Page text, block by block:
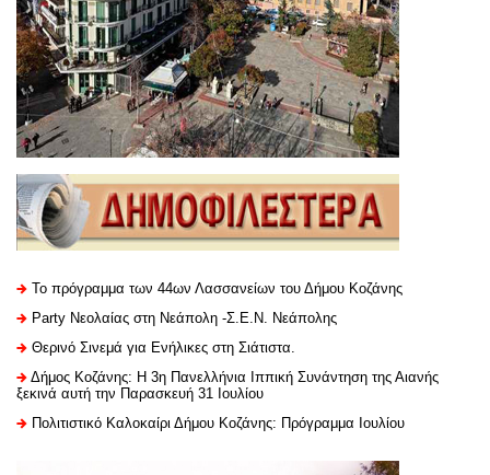
Το πρόγραμμα των 44ων Λασσανείων του Δήμου Κοζάνης
Party Νεολαίας στη Νεάπολη -Σ.Ε.Ν. Νεάπολης
Θερινό Σινεμά για Ενήλικες στη Σιάτιστα.
Δήμος Κοζάνης: Η 3η Πανελλήνια Ιππική Συνάντηση της Αιανής
ξεκινά αυτή την Παρασκευή 31 Ιουλίου
Πολιτιστικό Καλοκαίρι Δήμου Κοζάνης: Πρόγραμμα Ιουλίου